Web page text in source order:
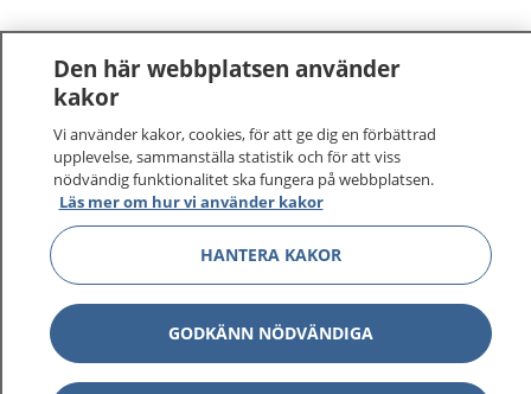
Den här webbplatsen använder
kakor
Vi använder kakor, cookies, för att ge dig en förbättrad
upplevelse, sammanställa statistik och för att viss
nödvändig funktionalitet ska fungera på webbplatsen.
Läs mer om hur vi använder kakor
HANTERA KAKOR
GODKÄNN NÖDVÄNDIGA